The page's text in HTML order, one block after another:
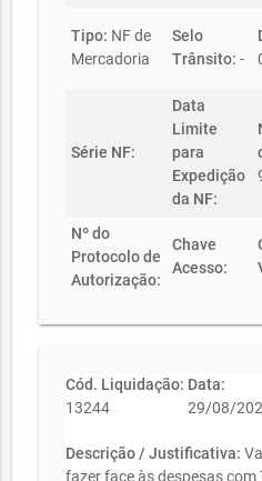
Tipo: NF de
Mercadoria
Selo
Trânsito: -
Série NF:
Data
Limite
para
Expedição
da NF:
Nº do
Protocolo de
Autorização:
Chave
Acesso:
Cód. Liquidação:
13244
Data:
29/08/
Descrição / Justificativa:
fazer face às despesas com